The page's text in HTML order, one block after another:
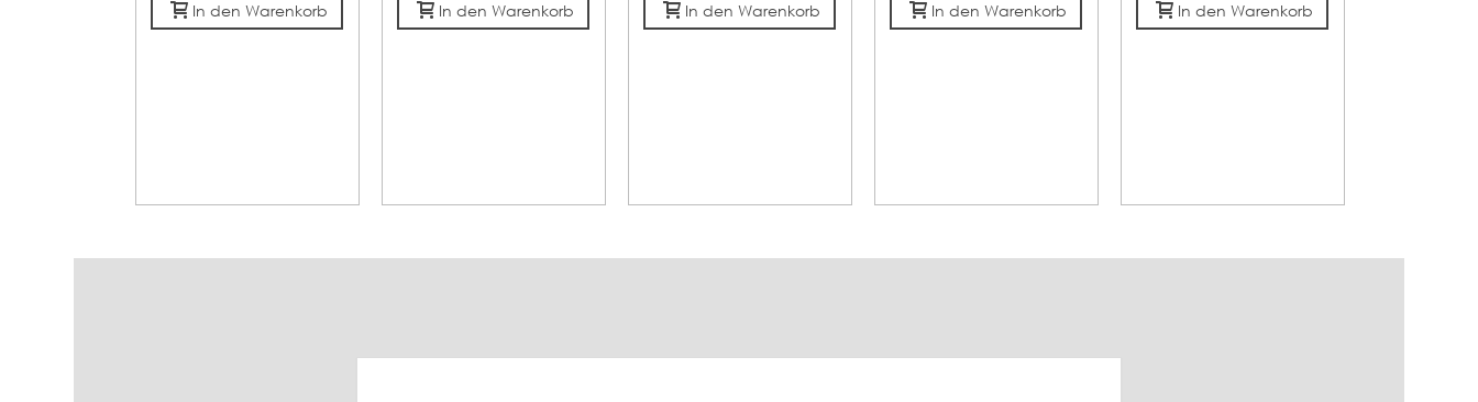
In den Warenkorb In den Warenkorb In den Warenkorb In den Warenkorb In den Warenkorb